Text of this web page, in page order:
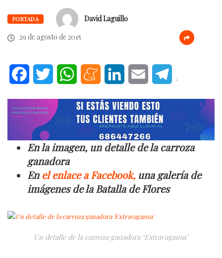
PORTADA
David Laguillo
29 de agosto de 2015
FacebookTwitter WhatsAppMeneameLinkedInEmail .
En la imagen, un detalle de la carroza
ganadora
En el enlace a Facebook, una galería de
imágenes de la Batalla de Flores
Un detalle de la carroza ganadora ‘Extravagansa’